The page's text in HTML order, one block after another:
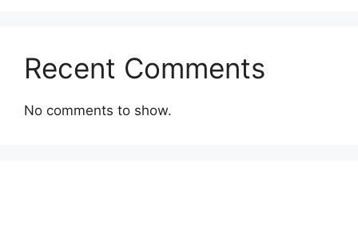
Recent Comments
No comments to show.